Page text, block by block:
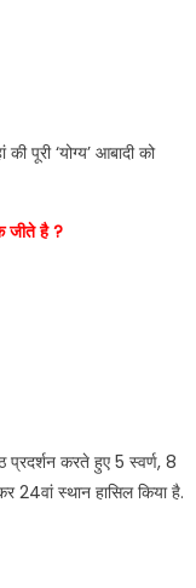
पूरी ‘योग्य’ आबादी को
जीते है ?
प्रदर्शन करते हुए 5 स्वर्ण, 8
स्थान हासिल किया है.